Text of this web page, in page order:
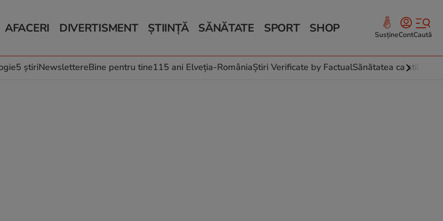
AFACERI
Auto
Locuri de muncă
DIVERTISMENT
Horoscop
Muzică și Filme
ȘTIINȚĂ
Schimbări climatice
SĂNĂTATE
Relații
Rețete culinare
SPORT SHOP SusțineContCaută
5 știriNewslettereBine pentru tine115 ani Elveția-RomâniaȘtiri Verificate by FactualSănătatea ca stil de